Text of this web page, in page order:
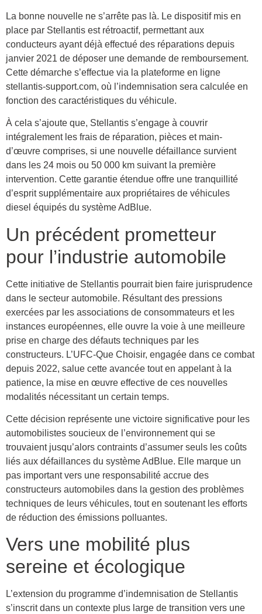
La bonne nouvelle ne s’arrête pas là. Le dispositif mis en
place par Stellantis est rétroactif, permettant aux
conducteurs ayant déjà effectué des réparations depuis
janvier 2021 de déposer une demande de remboursement.
Cette démarche s’effectue via la plateforme en ligne
stellantis-support.com, où l’indemnisation sera calculée en
fonction des caractéristiques du véhicule.
À cela s’ajoute que, Stellantis s’engage à couvrir
intégralement les frais de réparation, pièces et main-
d’œuvre comprises, si une nouvelle défaillance survient
dans les 24 mois ou 50 000 km suivant la première
intervention. Cette garantie étendue offre une tranquillité
d’esprit supplémentaire aux propriétaires de véhicules
diesel équipés du système AdBlue.
Un précédent prometteur
pour l’industrie automobile
Cette initiative de Stellantis pourrait bien faire jurisprudence
dans le secteur automobile. Résultant des pressions
exercées par les associations de consommateurs et les
instances européennes, elle ouvre la voie à une meilleure
prise en charge des défauts techniques par les
constructeurs. L’UFC-Que Choisir, engagée dans ce combat
depuis 2022, salue cette avancée tout en appelant à la
patience, la mise en œuvre effective de ces nouvelles
modalités nécessitant un certain temps.
Cette décision représente une victoire significative pour les
automobilistes soucieux de l’environnement qui se
trouvaient jusqu’alors contraints d’assumer seuls les coûts
liés aux défaillances du système AdBlue. Elle marque un
pas important vers une responsabilité accrue des
constructeurs automobiles dans la gestion des problèmes
techniques de leurs véhicules, tout en soutenant les efforts
de réduction des émissions polluantes.
Vers une mobilité plus
sereine et écologique
L’extension du programme d’indemnisation de Stellantis
s’inscrit dans un contexte plus large de transition vers une